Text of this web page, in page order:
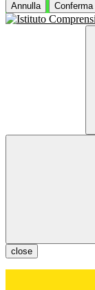
Annulla Conferma
close